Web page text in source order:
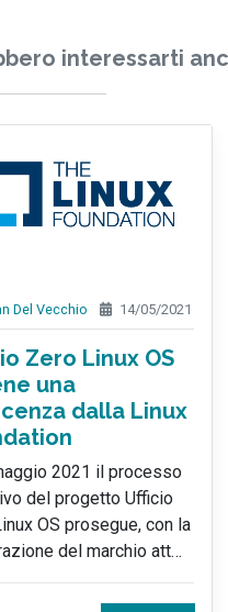
interessarti
Del Vecchio 14/05/2021
Zero Linux OS
una
dalla Linux
2021 il processo
del progetto Ufficio
OS prosegue, con la
del marchio att…